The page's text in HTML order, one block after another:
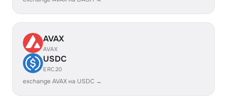
AVAX
AVAX
USDC
ERC20
exchange AVAX на USDC →